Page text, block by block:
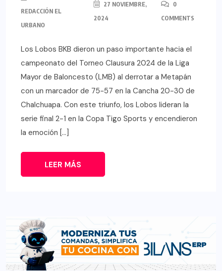
REDACCIÓN EL
URBANO
27 NOVIEMBRE,
2024
0
COMMENTS
Los Lobos BKB dieron un paso importante hacia el
campeonato del Torneo Clausura 2024 de la Liga
Mayor de Baloncesto (LMB) al derrotar a Metapán
con un marcador de 75-57 en la Cancha 20-30 de
Chalchuapa. Con este triunfo, los Lobos lideran la
serie final 2-1 en la Copa Tigo Sports y encendieron
la emoción […]
LEER MÁS